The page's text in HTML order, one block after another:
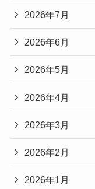
2026年7月
2026年6月
2026年5月
2026年4月
2026年3月
2026年2月
2026年1月